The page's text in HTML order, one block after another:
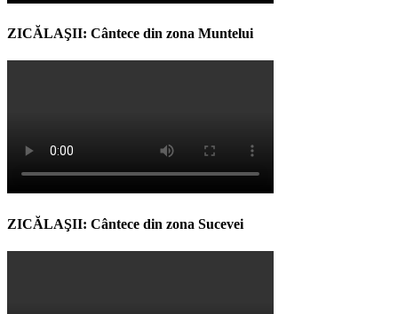
ZICĂLAŞII: Cântece din zona Muntelui
ZICĂLAŞII: Cântece din zona Sucevei